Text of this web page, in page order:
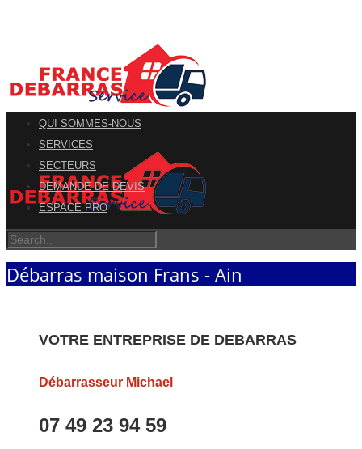
QUI SOMMES-NOUS
SERVICES
SECTEURS
DEMANDE DE DEVIS
ESPACE PRO
Débarras maison Frans - Ain
VOTRE ENTREPRISE DE DEBARRAS
Débarrasseur Michael
07 49 23 94 59